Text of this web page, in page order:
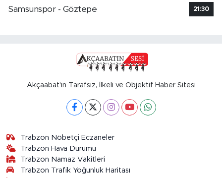
Samsunspor - Göztepe
21:30
Akçaabat'ın Tarafsız, İlkeli ve Objektif Haber Sitesi
Trabzon Nöbetçi Eczaneler
Trabzon Hava Durumu
Trabzon Namaz Vakitleri
Trabzon Trafik Yoğunluk Haritası